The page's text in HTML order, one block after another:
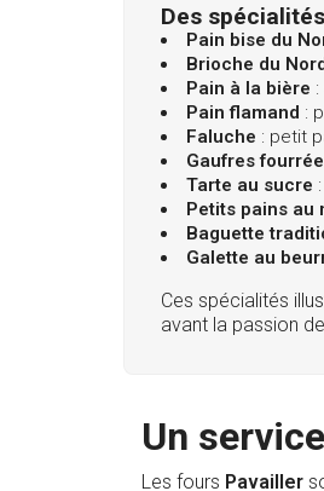
Des
Pain bise du
Brioche du
Pain à la bière
Pain flamand :
Faluche : petit
Gaufres
Tarte au sucre
Petits pains au
Baguette
Galette au
Ces spécialités
avant la passion
Un
Les fours Pavailler